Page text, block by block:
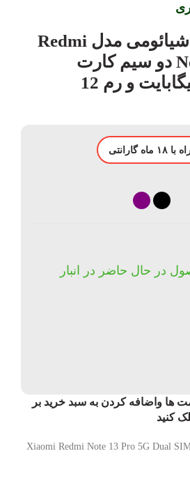
گوشی موبایل شیائومی مدل Redmi
Note 13 Pro 5G دو سیم کارت
ظرفیت 256 گیگابایت و رم 12
در حال حاضر در انبار
ها واضافه کردن به سبد خرید بر
کنید
Xiaomi Redmi Note 13 Pro 5G Dual